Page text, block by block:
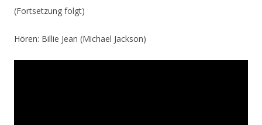
(Fortsetzung folgt)
Hören: Billie Jean (Michael Jackson)